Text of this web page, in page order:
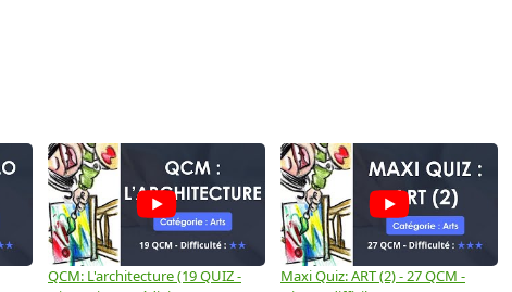
QCM: L'architecture (19 QUIZ -
Maxi Quiz: ART (2) - 27 QCM -